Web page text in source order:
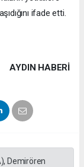
ifade etti.
AYDIN HABERİ
Demirören